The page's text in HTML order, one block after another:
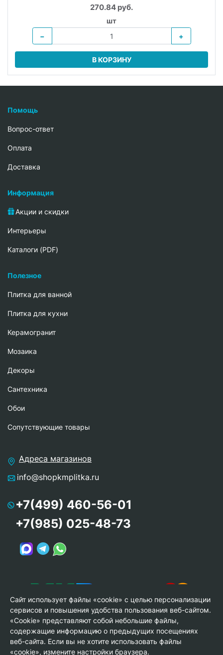
270.84 руб.
шт
−
+
В КОРЗИНУ
Помощь
Вопрос-ответ
Oплата
Доставка
Информация
Акции и скидки
Интерьеры
Каталоги (PDF)
Полезное
Плитка для ванной
Плитка для кухни
Керамогранит
Мозаика
Декоры
Сантехника
Обои
Сопутствующие товары
Адреса магазинов
info@shopkmplitka.ru
+7(499) 460-56-01
+7(985) 025-48-73
© Copyright 2013-2026 KERAMA MARAZZI, ООО «Гамма
Сайт использует файлы «cookie» с целью персонализации
сервисов и повышения удобства пользования веб-сайтом.
«Cookie» представляют собой небольшие файлы,
содержащие информацию о предыдущих посещениях
веб-сайта. Если вы не хотите использовать файлы
«cookie», измените настройки браузера.